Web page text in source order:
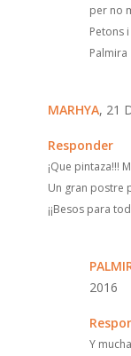
per no
Petons
Palmira
MARHYA, 21
Responder
¡Que pintaza!!!
Un gran postre
¡¡Besos para
2016
Y